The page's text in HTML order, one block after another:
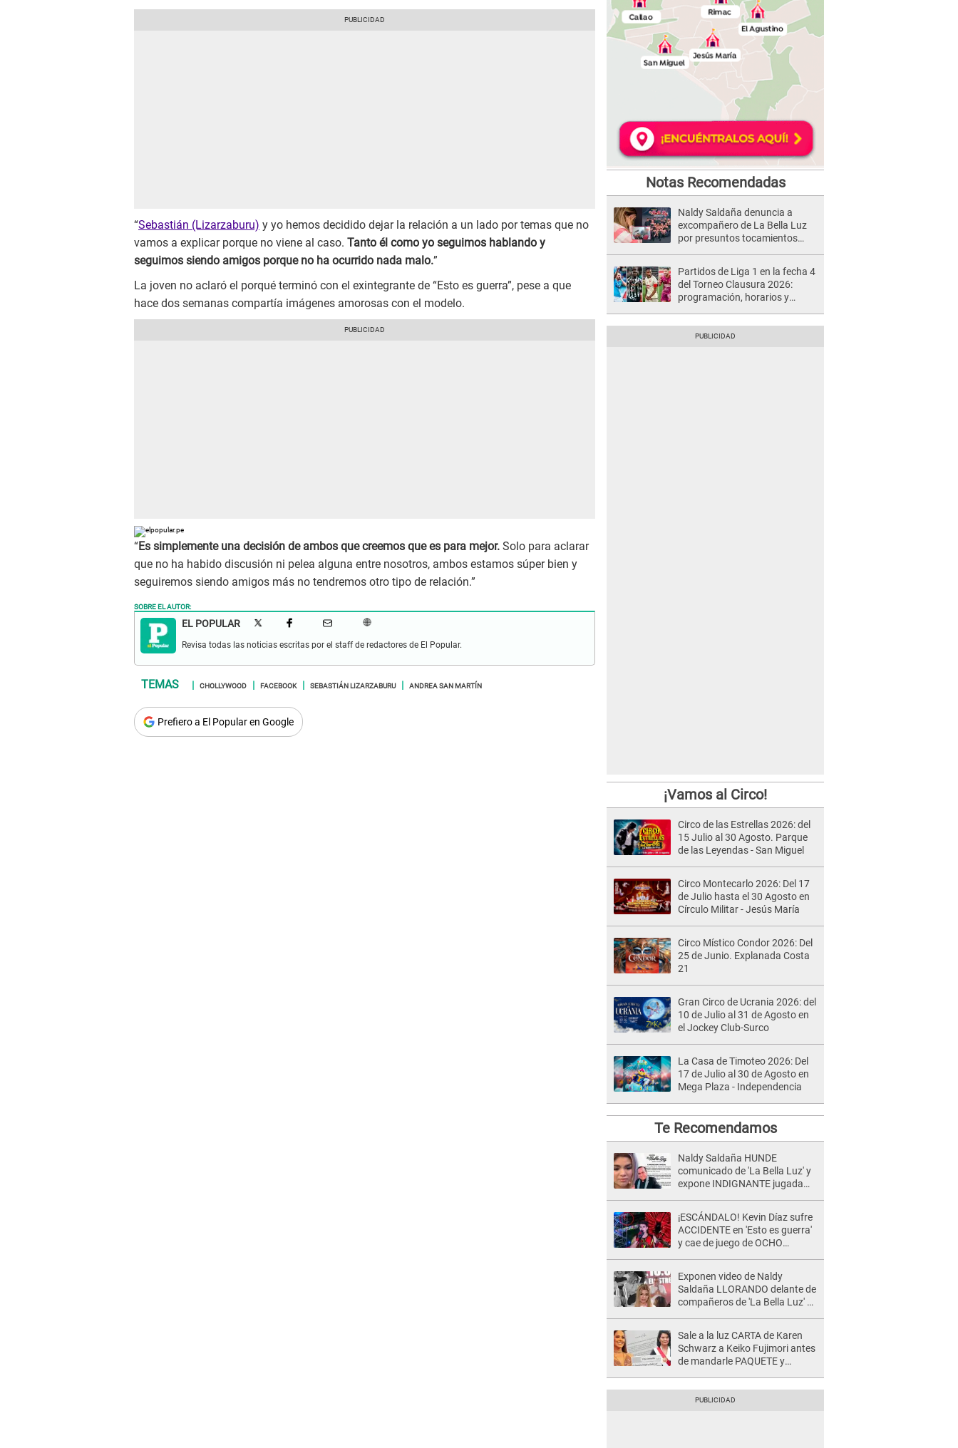
“Sebastián (Lizarzaburu) y yo hemos decidido dejar la relación a un lado por temas que no
vamos a explicar porque no viene al caso. Tanto él como yo seguimos hablando y
seguimos siendo amigos porque no ha ocurrido nada malo.”
La joven no aclaró el porqué terminó con el exintegrante de “Esto es guerra”, pese a que
hace dos semanas compartía imágenes amorosas con el modelo.
“Es simplemente una decisión de ambos que creemos que es para mejor. Solo para aclarar
que no ha habido discusión ni pelea alguna entre nosotros, ambos estamos súper bien y
seguiremos siendo amigos más no tendremos otro tipo de relación.”
SOBRE EL AUTOR:
EL POPULAR
Revisa todas las noticias escritas por el staff de redactores de El Popular.
CHOLLYWOOD FACEBOOK SEBASTIÁN LIZARZABURU ANDREA SAN MARTÍN
Prefiero a El Popular en Google
Notas Recomendadas
Naldy Saldaña denuncia a
excompañero de La Bella Luz
por presuntos tocamientos
Partidos de Liga 1 en la fecha 4
del Torneo Clausura 2026:
programación, horarios y
¡Vamos al Circo!
Circo de las Estrellas 2026: del
15 Julio al 30 Agosto. Parque
de las Leyendas - San Miguel
Circo Montecarlo 2026: Del 17
de Julio hasta el 30 Agosto en
Círculo Militar - Jesús María
Circo Místico Condor 2026: Del
25 de Junio. Explanada Costa
21
Gran Circo de Ucrania 2026: del
10 de Julio al 31 de Agosto en
el Jockey Club-Surco
La Casa de Timoteo 2026: Del
17 de Julio al 30 de Agosto en
Mega Plaza - Independencia
Te Recomendamos
Naldy Saldaña HUNDE
comunicado de 'La Bella Luz' y
expone INDIGNANTE jugada
"Que he tenido algo..."
¡ESCÁNDALO! Kevin Díaz sufre
ACCIDENTE en 'Esto es guerra'
y cae de juego de OCHO
Exponen video de Naldy
Saldaña LLORANDO delante de
compañeros de 'La Bella Luz' y
Sale a la luz CARTA de Karen
Schwarz a Keiko Fujimori antes
de mandarle PAQUETE y